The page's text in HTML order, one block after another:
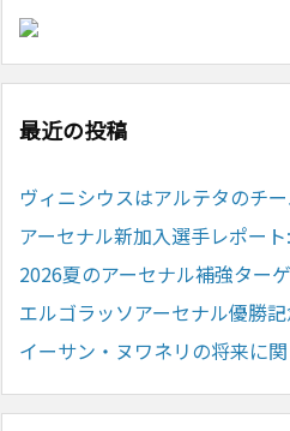
最近の投稿
ヴィニシウスはアルテタのチ
アーセナル新加入選手レポー
2026夏のアーセナル補強ター
エルゴラッソアーセナル優勝
イーサン・ヌワネリの将来に